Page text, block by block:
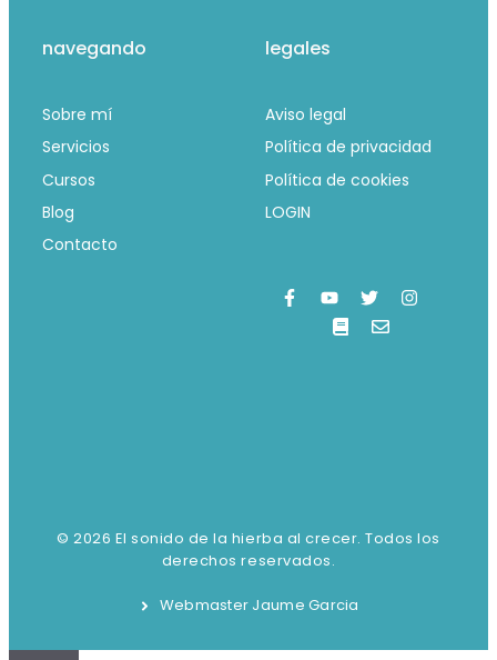
navegando
Sobre mí
Servicios
Cursos
Blog
Contacto
legales
Aviso legal
Política de privacidad
Política de cookies
LOGIN
© 2026 El sonido de la hierba al crecer. Todos los
derechos reservados.
Webmaster Jaume Garcia